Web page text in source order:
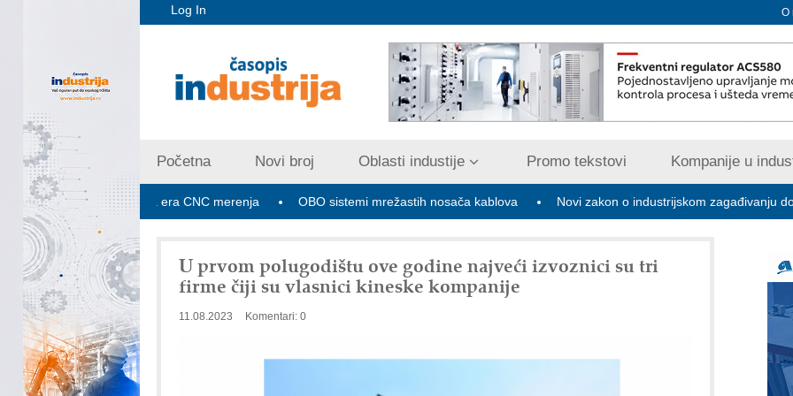
Log In O
Početna Novi broj Oblasti industije Promo tekstovi Kompanije u
V PLUS: Nova era CNC merenja OBO sistemi mrežastih nosača kablova Novi zakon o industrijskom zagađivanju donosi
U prvom polugodištu ove godine najveći izvoznici su tri
firme čiji su vlasnici kineske kompanije
11.08.2023 Komentari: 0